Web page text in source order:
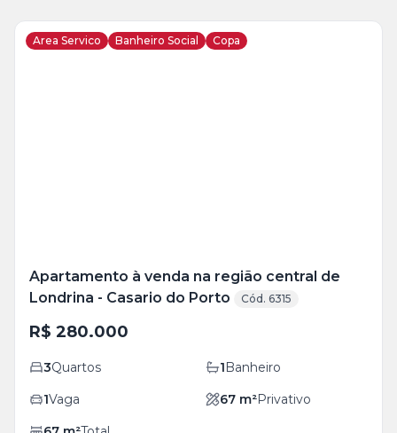
Area Servico Banheiro Social Copa
Apartamento à venda na região central de
Londrina - Casario do Porto
Cód. 6315
R$ 280.000
3Quartos 1Banheiro
1Vaga 67 m²Privativo